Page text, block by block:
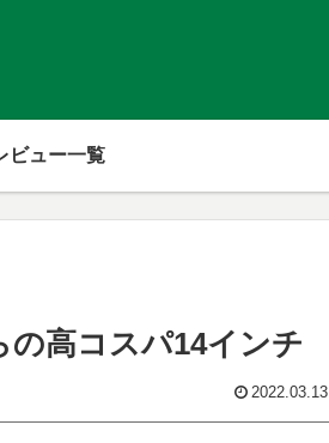
ビュー一覧
の高コスパ14インチ
2022.03.13